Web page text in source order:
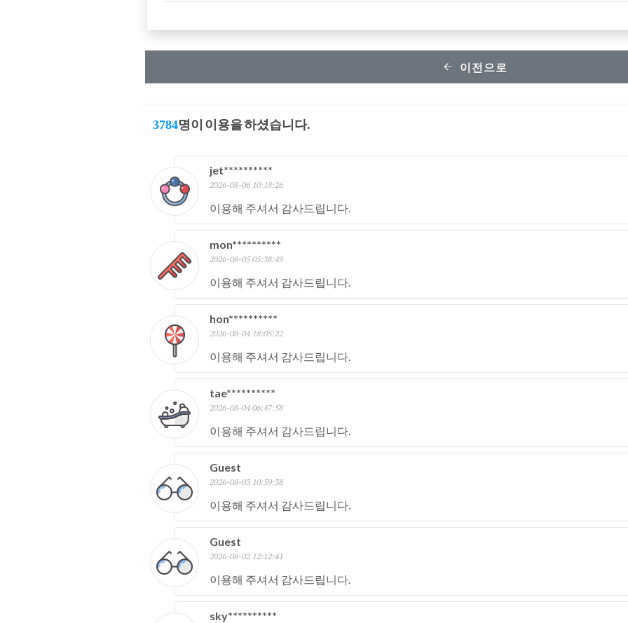
이전으로
3784명이 이용을 하셨습니다.
jet**********
2026-08-06 10:18:26
이용해 주셔서 감사드립니다.
mon**********
2026-08-05 05:38:49
이용해 주셔서 감사드립니다.
hon**********
2026-08-04 18:05:22
이용해 주셔서 감사드립니다.
tae**********
2026-08-04 06:47:58
이용해 주셔서 감사드립니다.
Guest
2026-08-03 10:59:38
이용해 주셔서 감사드립니다.
Guest
2026-08-02 12:12:41
이용해 주셔서 감사드립니다.
sky**********